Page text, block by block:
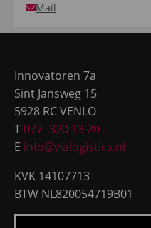
Mail
Innovatoren 7a
Sint Jansweg 15
5928 RC VENLO
T 077- 320 13 20
E info@vialogistics.nl
KVK 14107713
BTW NL820054719B01